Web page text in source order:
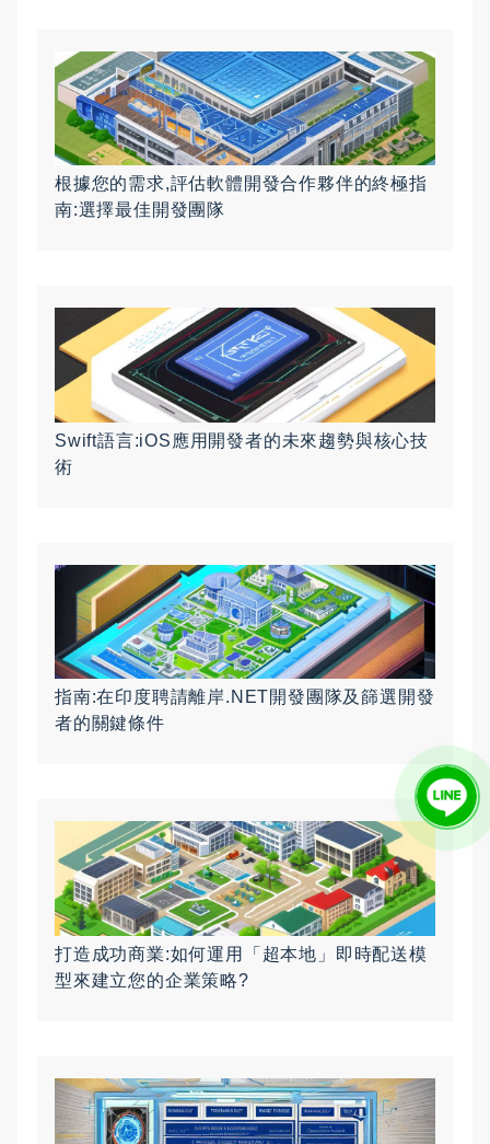
根據您的需求,評估軟體開發合作夥伴的終極指
南:選擇最佳開發團隊
Swift語言:iOS應用開發者的未來趨勢與核心技
術
指南:在印度聘請離岸.NET開發團隊及篩選開發
者的關鍵條件
打造成功商業:如何運用「超本地」即時配送模
型來建立您的企業策略?